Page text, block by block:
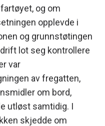
og om
opplevde i
og grunnstøtingen
lot seg kontrollere
var
av fregatten,
om bord,
utløst samtidig. I
skjedde om